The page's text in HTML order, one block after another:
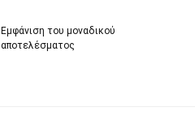
Εμφάνιση του μοναδικού
αποτελέσματος